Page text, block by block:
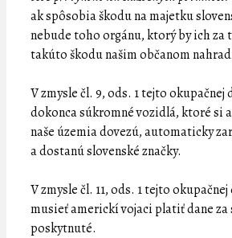
ak spôsobia škodu na majetku
nebude toho orgánu, ktorý by ich za
takúto škodu našim občanom
V zmysle čl. 9, ods. 1 tejto
dokonca súkromné vozidlá, ktoré si
naše územia dovezú, automaticky
a dostanú slovenské značky.
V zmysle čl. 11, ods. 1 tejto
musieť americkí vojaci platiť dane za
poskytnuté.